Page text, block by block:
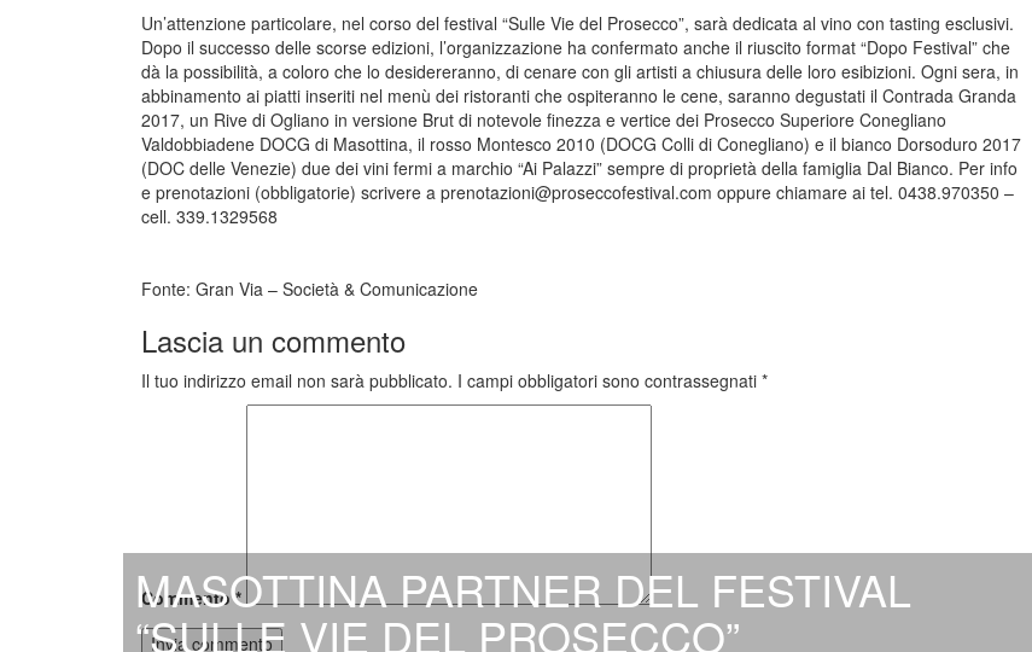
MASOTTINA PARTNER DEL FESTIVAL
“SULLE VIE DEL PROSECCO”
Un’attenzione particolare, nel corso del festival “Sulle Vie del Prosecco”, sarà dedicata al vino con tasting esclusivi.
Dopo il successo delle scorse edizioni, l’organizzazione ha confermato anche il riuscito format “Dopo Festival” che
dà la possibilità, a coloro che lo desidereranno, di cenare con gli artisti a chiusura delle loro esibizioni. Ogni sera, in
abbinamento ai piatti inseriti nel menù dei ristoranti che ospiteranno le cene, saranno degustati il Contrada Granda
2017, un Rive di Ogliano in versione Brut di notevole finezza e vertice dei Prosecco Superiore Conegliano
Valdobbiadene DOCG di Masottina, il rosso Montesco 2010 (DOCG Colli di Conegliano) e il bianco Dorsoduro 2017
(DOC delle Venezie) due dei vini fermi a marchio “Ai Palazzi” sempre di proprietà della famiglia Dal Bianco. Per info
e prenotazioni (obbligatorie) scrivere a prenotazioni@proseccofestival.com oppure chiamare ai tel. 0438.970350 –
cell. 339.1329568
Fonte: Gran Via – Società & Comunicazione
Lascia un commento
Il tuo indirizzo email non sarà pubblicato. I campi obbligatori sono contrassegnati *
Commento*